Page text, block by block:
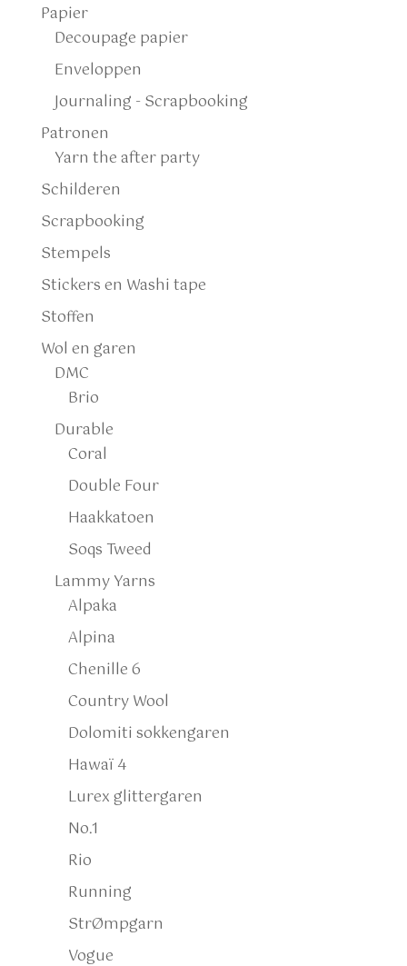
Papier
Decoupage papier
Enveloppen
Journaling - Scrapbooking
Patronen
Yarn the after party
Schilderen
Scrapbooking
Stempels
Stickers en Washi tape
Stoffen
Wol en garen
DMC
Brio
Durable
Coral
Double Four
Haakkatoen
Soqs Tweed
Lammy Yarns
Alpaka
Alpina
Chenille 6
Country Wool
Dolomiti sokkengaren
Hawaï 4
Lurex glittergaren
No.1
Rio
Running
StrØmpgarn
Vogue